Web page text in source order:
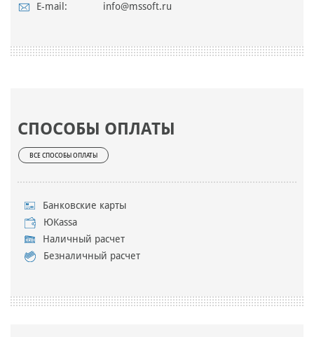
E-mail: info@mssoft.ru
СПОСОБЫ ОПЛАТЫ
ВСЕ СПОСОБЫ ОПЛАТЫ
Банковские карты
ЮKassa
Наличный расчет
Безналичный расчет